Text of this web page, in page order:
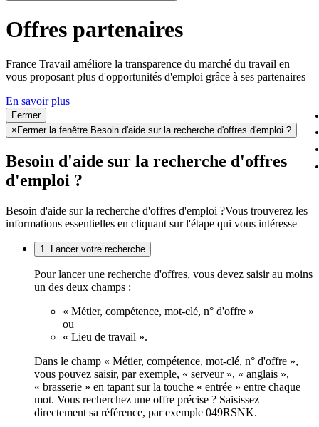
Offres partenaires
France Travail améliore la transparence du marché du travail en
vous proposant plus d'opportunités d'emploi grâce à ses partenaires
En savoir plus
Fermer
× Fermer la fenêtre Besoin d'aide sur la recherche d'offres d'emploi ?
Besoin d'aide sur la recherche d'offres
d'emploi ?
Besoin d'aide sur la recherche d'offres d'emploi ?Vous trouverez les
informations essentielles en cliquant sur l'étape qui vous intéresse
1. Lancer votre recherche
Pour lancer une recherche d'offres, vous devez saisir au moins
un des deux champs :
« Métier, compétence, mot-clé, n° d'offre »
ou
« Lieu de travail ».
Dans le champ « Métier, compétence, mot-clé, n° d'offre »,
vous pouvez saisir, par exemple, « serveur », « anglais »,
« brasserie » en tapant sur la touche « entrée » entre chaque
mot. Vous recherchez une offre précise ? Saisissez
directement sa référence, par exemple 049RSNK.